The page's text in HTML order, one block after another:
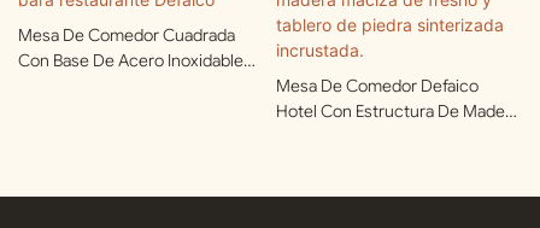
Mesa De Comedor Cuadrada
Con Base De Acero Inoxidable
Mesa De Comedor Defaico
Hotel Con Estructura De Madera